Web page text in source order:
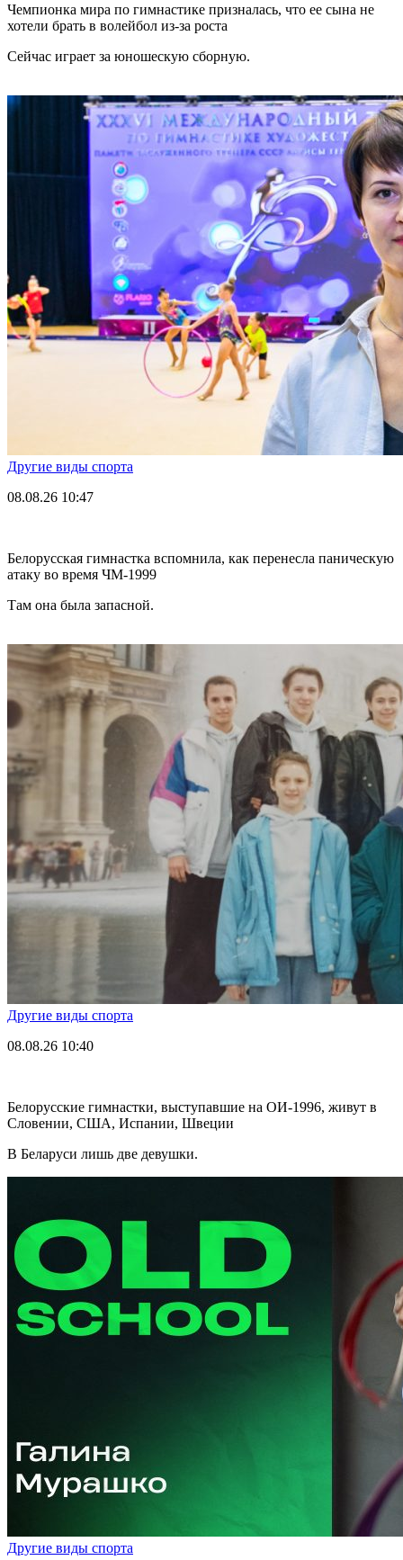
Чемпионка мира по гимнастике призналась, что ее сына не
хотели брать в волейбол из-за роста
Сейчас играет за юношескую сборную.
Другие виды спорта
08.08.26 10:47
Белорусская гимнастка вспомнила, как перенесла паническую
атаку во время ЧМ-1999
Там она была запасной.
Другие виды спорта
08.08.26 10:40
Белорусские гимнастки, выступавшие на ОИ-1996, живут в
Словении, США, Испании, Швеции
В Беларуси лишь две девушки.
Другие виды спорта